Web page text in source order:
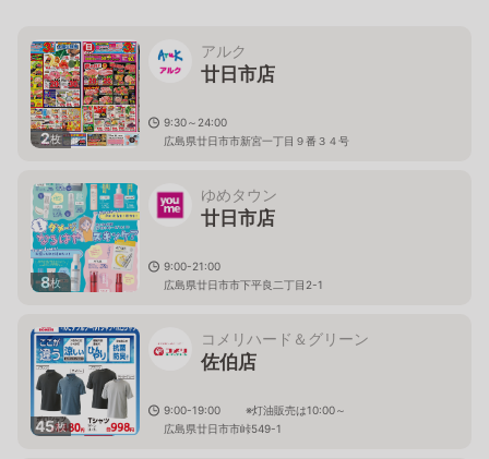
2枚
アルク
廿日市店
9:30～24:00
広島県廿日市市新宮一丁目９番３４号
8枚
ゆめタウン
廿日市店
9:00-21:00
広島県廿日市市下平良二丁目2-1
45枚
コメリハード＆グリーン
佐伯店
9:00-19:00 ※灯油販売は10:00～
広島県廿日市市峠549-1